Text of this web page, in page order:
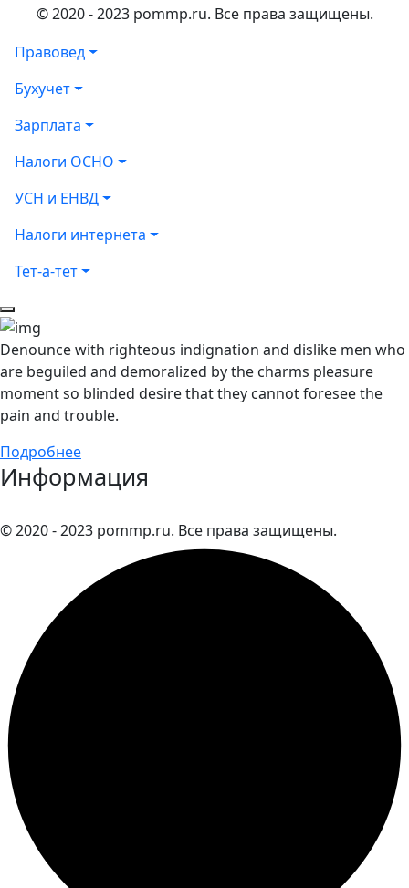
© 2020 - 2023 pommp.ru. Все права защищены.
Правовед
Бухучет
Зарплата
Налоги ОСНО
УСН и ЕНВД
Налоги интернета
Тет-а-тет
Denounce with righteous indignation and dislike men who
are beguiled and demoralized by the charms pleasure
moment so blinded desire that they cannot foresee the
pain and trouble.
Подробнее
Информация
© 2020 - 2023 pommp.ru. Все права защищены.